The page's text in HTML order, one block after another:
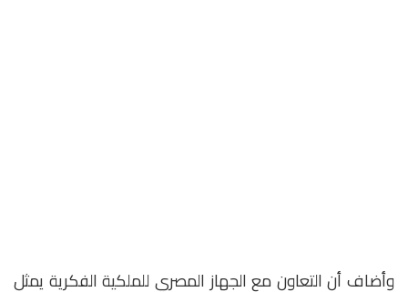
وأضاف أن التعاون مع الجهاز المصري للملكية الفكرية يمثل